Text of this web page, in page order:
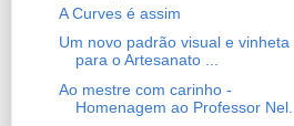
A Curves é assim
Um novo padrão visual e vinheta
para o Artesanato ...
Ao mestre com carinho -
Homenagem ao Professor Nel...